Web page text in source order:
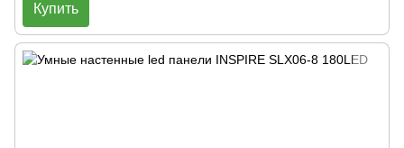
Купить